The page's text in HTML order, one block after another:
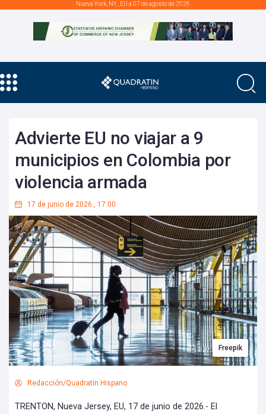
Nueva York, NY., EU a 07 de agosto de 2026
Advierte EU no viajar a 9
municipios en Colombia por
violencia armada
17 de junio de 2026 , 17:00
Freepik
Redacción/Quadratín Hispano
TRENTON, Nueva Jersey, EU, 17 de junio de 2026.- El